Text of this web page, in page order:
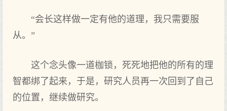
“会长这样做一定有他的道理，我只需要服
从。”
这个念头像一道枷锁，死死地把他的所有的理
智都绑了起来，于是，研究人员再一次回到了自己
的位置，继续做研究。